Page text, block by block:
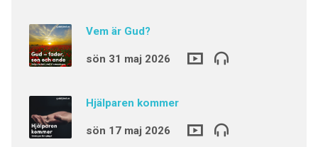
Vem är Gud?
sön 31 maj 2026
Hjälparen kommer
sön 17 maj 2026